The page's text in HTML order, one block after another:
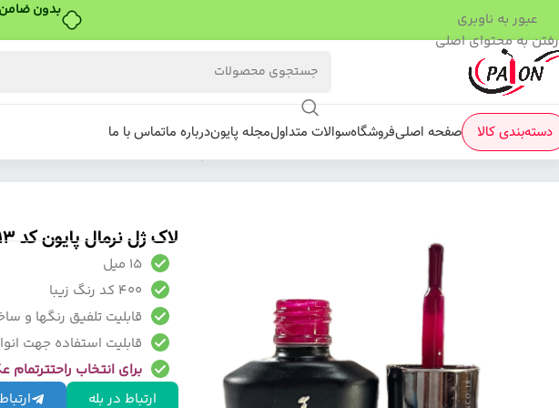
عبور به ناوبری
رفتن به محتوای اصلی
دسته‌بندی کالا صفحه اصلیفروشگاهسوالات متداولمجله پایوندرباره ماتماس با ما
فروشگاه /
لاک ژل نرمال پایون کد 113
15 میل
400 کد رنگ زیبا
قابلیت تلفیق رنگها و
قابلیت استفاده جهت
برای انتخاب
ارتباط در بله